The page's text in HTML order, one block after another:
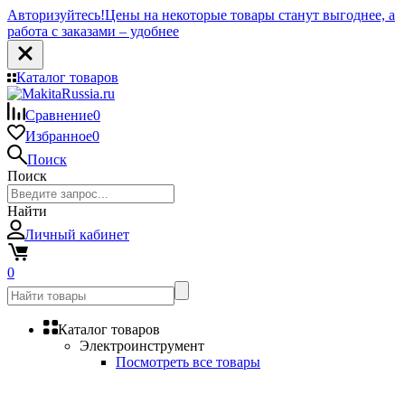
Авторизуйтесь!Цены на некоторые товары станут выгоднее, а
работа с заказами – удобнее
Каталог товаров
Сравнение0
Избранное0
Поиск
Поиск
Найти
Личный кабинет
0
Каталог товаров
Электроинструмент
Посмотреть все товары